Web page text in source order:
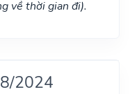
về thời gian đi).
2024